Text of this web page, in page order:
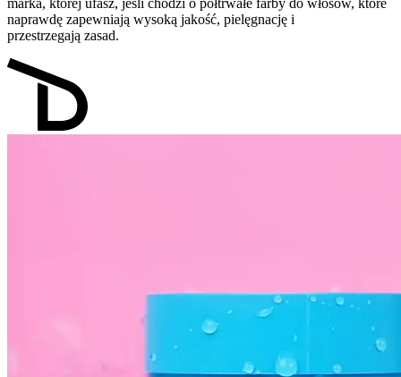
naprawdę zapewniają wysoką jakość, pielęgnację i
przestrzegają zasad.